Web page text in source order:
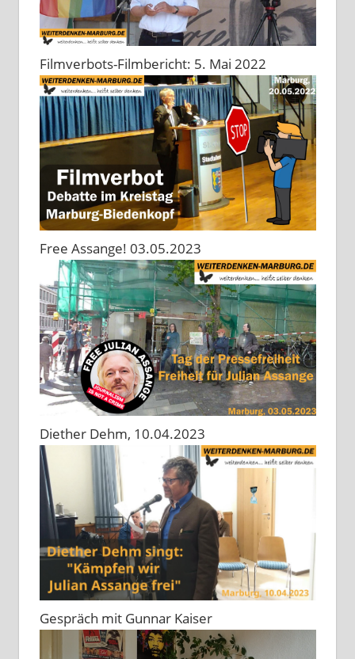
Filmverbots-Filmbericht: 5. Mai 2022
Free Assange! 03.05.2023
Diether Dehm, 10.04.2023
Gespräch mit Gunnar Kaiser